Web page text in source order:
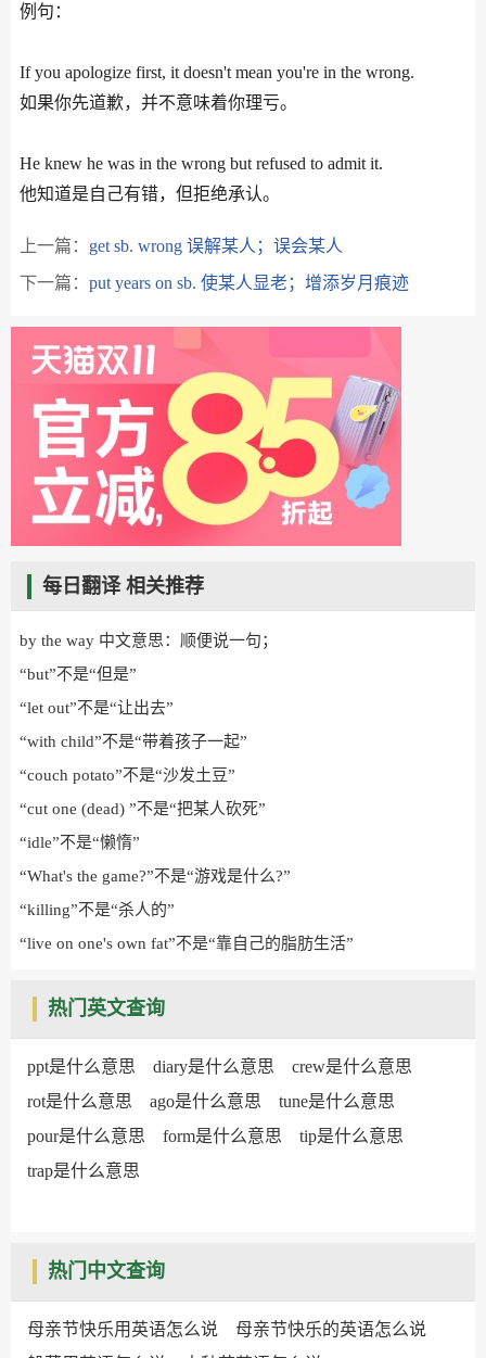
例句：
If you apologize first, it doesn't mean you're in the wrong.
如果你先道歉，并不意味着你理亏。
He knew he was in the wrong but refused to admit it.
他知道是自己有错，但拒绝承认。
上一篇： get sb. wrong 误解某人；误会某人
下一篇： put years on sb. 使某人显老；增添岁月痕迹
每日翻译 相关推荐
by the way​ 中文意思：顺便说一句；
“but”不是“但是”
“let out”不是“让出去”
“with child”不是“带着孩子一起”
“couch potato”不是“沙发土豆”
“cut one (dead) ”不是“把某人砍死”
“idle”不是“懒惰”
“What's the game?”不是“游戏是什么?”
“killing”不是“杀人的”
“live on one's own fat”不是“靠自己的脂肪生活”
热门英文查询
ppt是什么意思 diary是什么意思
crew是什么意思
rot是什么意思
ago是什么意思
tune是什么意思
pour是什么意思
form是什么意思
tip是什么意思
trap是什么意思
热门中文查询
母亲节快乐用英语怎么说
母亲节快乐的英语怎么说